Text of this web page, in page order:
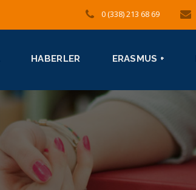
HABERLER ERASMUS +
0 (338) 213 68 69